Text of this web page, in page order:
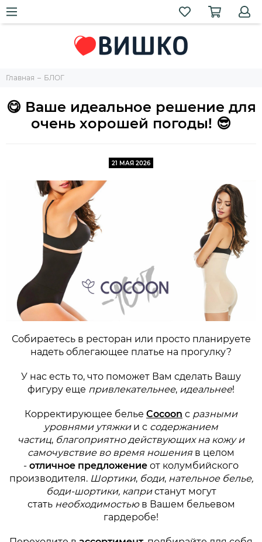
Главная БЛОГ
😋 Ваше идеальное решение для
очень хорошей погоды! 😎
21 МАЯ 2026
Собираетесь в ресторан или просто планируете
надеть облегающее платье на прогулку?
У нас есть то, что поможет Вам сделать Вашу
фигуру еще привлекательнее, идеальнее!
Корректирующее белье Cocoon с разными
уровнями утяжкии с содержанием
частиц, благоприятно действующих на кожу и
самочувствие во время ношения в целом
- отличное предложение от колумбийского
производителя. Шортики, боди, нательное белье,
боди-шортики, капристанут могут
стать необходимостьюв Вашем бельевом
гардеробе!